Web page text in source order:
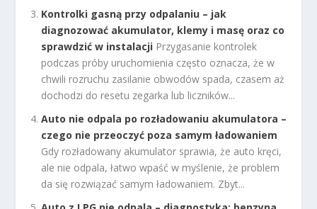
Kontrolki gasną przy odpalaniu – jak
diagnozować akumulator, klemy i masę oraz co
sprawdzić w instalacji Przygasanie kontrolek
podczas próby uruchomienia często oznacza, że w
chwili rozruchu zasilanie obwodów spada, czasem aż
dochodzi do resetu zegarka lub liczników...
Auto nie odpala po rozładowaniu akumulatora –
czego nie przeoczyć poza samym ładowaniem
Gdy rozładowany akumulator sprawia, że auto kręci,
ale nie odpala, łatwo wpaść w myślenie, że problem
da się rozwiązać samym ładowaniem. Zbyt...